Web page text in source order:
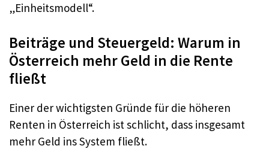
„Einheitsmodell“.
Beiträge und Steuergeld: Warum in
Österreich mehr Geld in die Rente
fließt
Einer der wichtigsten Gründe für die höheren
Renten in Österreich ist schlicht, dass insgesamt
mehr Geld ins System fließt.